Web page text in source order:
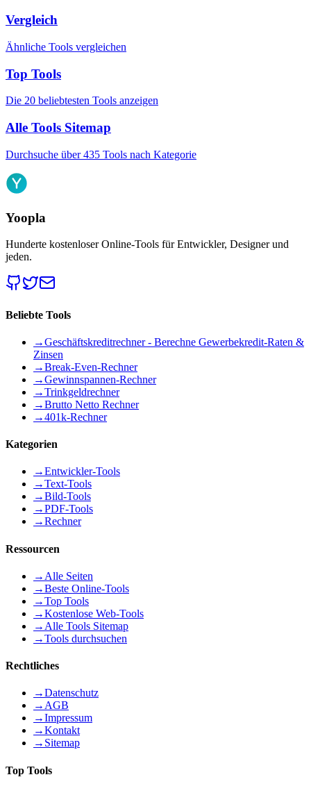
Vergleich
Ähnliche Tools vergleichen
Top Tools
Die 20 beliebtesten Tools anzeigen
Alle Tools Sitemap
Durchsuche über 435 Tools nach Kategorie
Yoopla
Hunderte kostenloser Online-Tools für Entwickler, Designer und
jeden.
Beliebte Tools
→Geschäftskreditrechner - Berechne Gewerbekredit-Raten &
Zinsen
→Break-Even-Rechner
→Gewinnspannen-Rechner
→Trinkgeldrechner
→Brutto Netto Rechner
→401k-Rechner
Kategorien
→Entwickler-Tools
→Text-Tools
→Bild-Tools
→PDF-Tools
→Rechner
Ressourcen
→ Alle Seiten
→Beste Online-Tools
→Top Tools
→Kostenlose Web-Tools
→ Alle Tools Sitemap
→Tools durchsuchen
Rechtliches
→Datenschutz
→AGB
→Impressum
→Kontakt
→ Sitemap
Top Tools